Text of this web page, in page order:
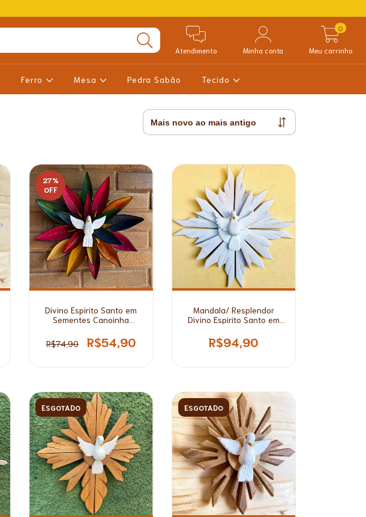
Atendimento Minha conta Meu carrinho
0
Ferro Mesa Pedra Sabão Tecido
27%
OFF
Divino Espirito Santo em
Sementes Canoinha
R$74,90
R$54,90
Mandala/ Resplendor
Divino Espirito Santo em
R$94,90
ESGOTADO ESGOTADO